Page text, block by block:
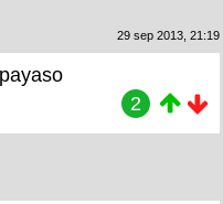
29 sep 2013, 21:19
2